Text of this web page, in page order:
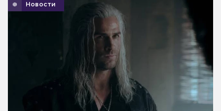
Новости